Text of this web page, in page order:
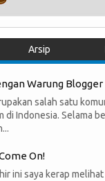
Arsip
Warung Blogger
salah satu
di Indonesia. Selama
On!
ini saya kerap